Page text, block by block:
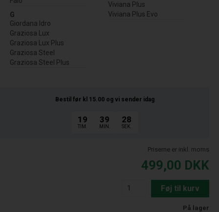
G
Giordana Idro
Graziosa Lux
Graziosa Lux Plus
Graziosa Steel
Graziosa Steel Plus
Viviana Plus
Viviana Plus Evo
Bestil før kl 15.00 og vi sender idag
19
TIM.
39
MIN.
27
SEK.
Priserne er inkl. moms
499,00 DKK
Føj til kurv
På lager